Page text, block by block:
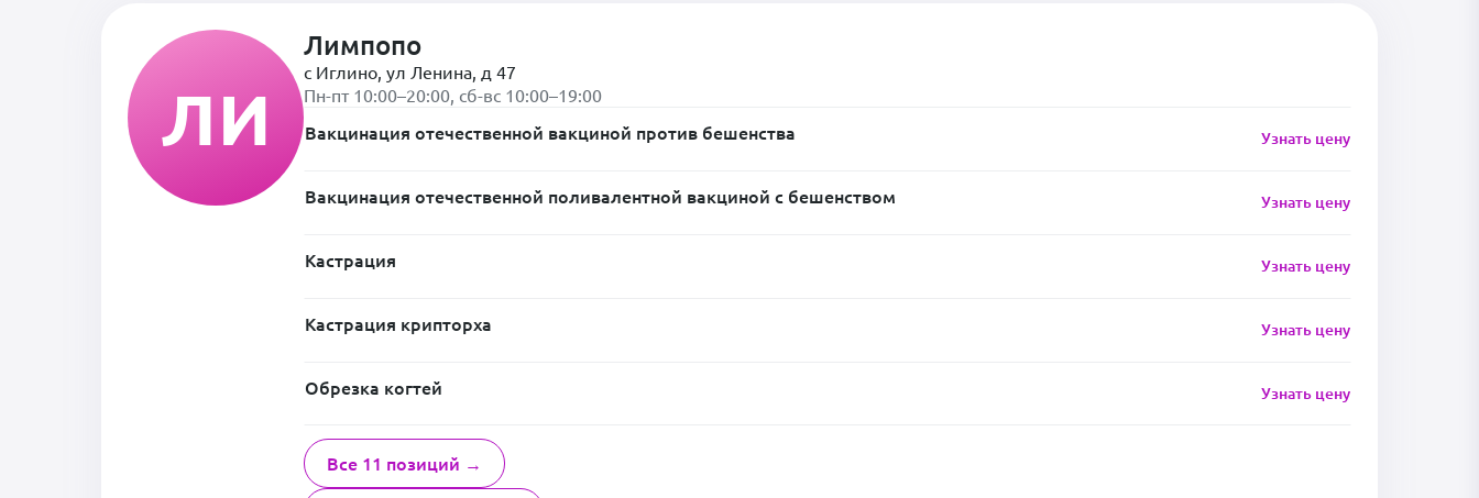
ЛИ
Лимпопо
с Иглино, ул Ленина, д 47
Пн-пт 10:00–20:00, сб-вс 10:00–19:00
Вакцинация отечественной вакциной против бешенства Узнать цену
Вакцинация отечественной поливалентной вакциной с бешенством Узнать цену
Кастрация Узнать цену
Кастрация крипторха Узнать цену
Обрезка когтей Узнать цену
Все 11 позиций →